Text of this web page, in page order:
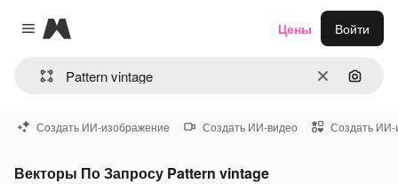
Close menu
Magnific
ОчиститьПоиск
Цены Войти
Создать ИИ-изображение Создать ИИ-видео Создать ИИ-
Векторы По Запросу Pattern vintage